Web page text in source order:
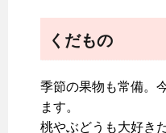
くだもの
季節の果物も常備。
ます。
桃やぶどうも大好き